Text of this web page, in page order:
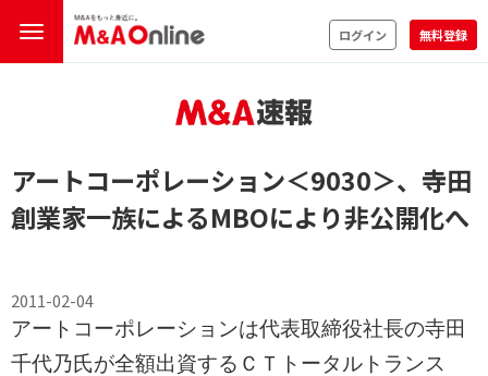
ログイン 無料登録
アートコーポレーション＜9030＞、寺田
創業家一族によるMBOにより非公開化へ
2011-02-04
アートコーポレーションは代表取締役社長の寺田
千代乃氏が全額出資するＣＴトータルトランス